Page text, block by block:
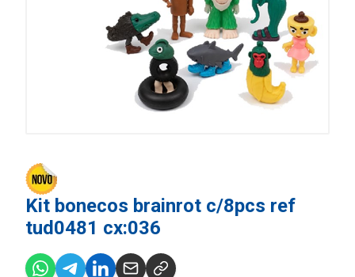
Kit bonecos brainrot c/8pcs ref
tud0481 cx:036